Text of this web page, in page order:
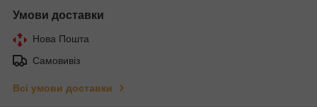
Умови доставки
Нова Пошта
Самовивіз
Всі умови доставки